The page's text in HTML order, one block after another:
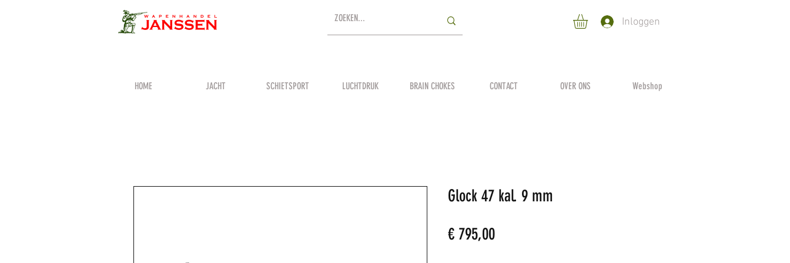
Inloggen
HOME JACHT SCHIETSPORT LUCHTDRUK BRAIN CHOKES CONTACT OVER ONS Webshop
Glock 47 kal. 9 mm
€ 795,00Prijs